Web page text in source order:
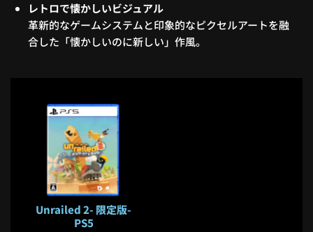
レトロで懐かしいビジュアル
革新的なゲームシステムと印象的なピクセルアートを融
合した「懐かしいのに新しい」作風。
Unrailed 2- 限定版-
PS5